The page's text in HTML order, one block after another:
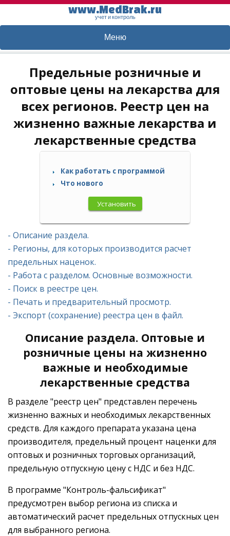
www.MedBrak.ru
учет и контроль
Меню
Предельные розничные и
оптовые цены на лекарства для
всех регионов. Реестр цен на
жизненно важные лекарства и
лекарственные средства
Как работать с программой
Что нового
Установить
- Описание раздела.
- Регионы, для которых производится расчет
предельных наценок.
- Работа с разделом. Основные возможности.
- Поиск в реестре цен.
- Печать и предварительный просмотр.
- Экспорт (сохранение) реестра цен в файл.
Описание раздела. Оптовые и
розничные цены на жизненно
важные и необходимые
лекарственные средства
В разделе "реестр цен" представлен перечень
жизненно важных и необходимых лекарственных
средств. Для каждого препарата указана цена
производителя, предельный процент наценки для
оптовых и розничных торговых организаций,
предельную отпускную цену с НДС и без НДС.
В программе "Контроль-фальсификат"
предусмотрен выбор региона из списка и
автоматический расчет предельных отпускных цен
для выбранного региона.